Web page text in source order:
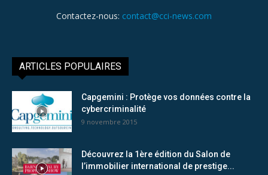
Contactez-nous: contact@cci-news.com
ARTICLES POPULAIRES
Capgemini : Protège vos données contre la
cybercriminalité
9 novembre 2015
Découvrez la 1ère édition du Salon de
l’immobilier international de prestige...